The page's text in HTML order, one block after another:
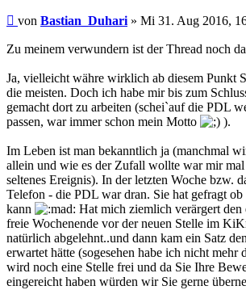
Beitrag
von Bastian_Duhari » Mi 31. Aug 2016,
Zu meinem verwundern ist der Thread noch
Ja, vielleicht währe wirklich ab diesem Punkt
die meisten. Doch ich habe mir bis zum
gemacht dort zu arbeiten (schei`auf die PDL
passen, war immer schon mein Motto
).
Im Leben ist man bekanntlich ja (manchmal
allein und wie es der Zufall wollte war mir
seltenes Ereignis). In der letzten Woche bzw.
Telefon - die PDL war dran. Sie hat gefragt
kann
Hat mich ziemlich verärgert den
freie Wochenende vor der neuen Stelle im
natürlich abgelehnt..und dann kam ein Satz
erwartet hätte (sogesehen habe ich nicht mehr
wird noch eine Stelle frei und da Sie Ihre
eingereicht haben würden wir Sie gerne